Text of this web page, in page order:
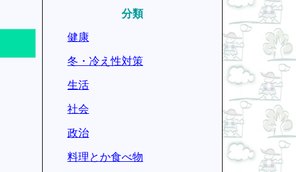
分類
健康
冬・冷え性対策
生活
社会
政治
料理とか食べ物